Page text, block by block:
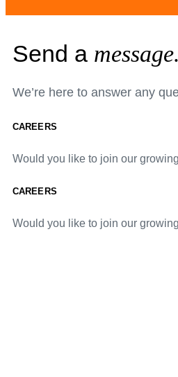
Send a message.
We’re here to answer any
CAREERS
Would you like to join our
CAREERS
Would you like to join our